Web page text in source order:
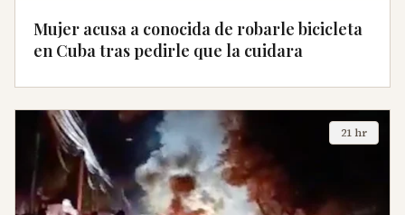
Mujer acusa a conocida de robarle bicicleta
en Cuba tras pedirle que la cuidara
21 hr